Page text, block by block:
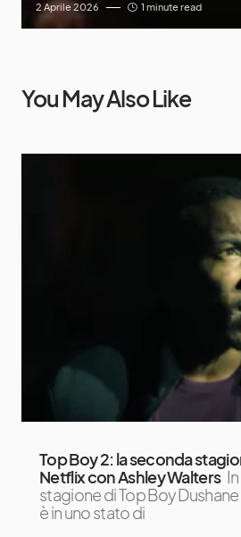
2 Aprile 2026 1 minute read
You May Also Like
Top Boy 2: la seconda
Netflix con Ashley Walters
stagione di Top Boy
è in uno stato di